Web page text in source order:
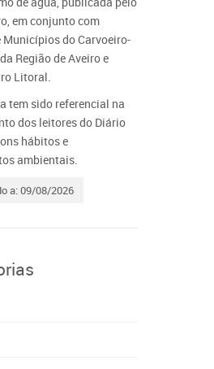
em conjunto com
Municípios do Carvoeiro-
Região de Aveiro e
Litoral.
tem sido referencial na
dos leitores do Diário
hábitos e
ambientais.
a: 09/08/2026